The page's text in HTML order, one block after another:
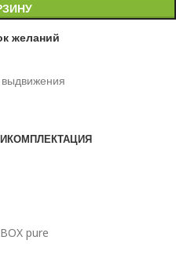
желаний
КОМПЛЕКТАЦИЯ
pure